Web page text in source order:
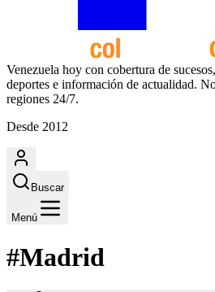
Venezuela hoy con cobertura de
deportes e información de actualidad.
regiones 24/7.
Desde 2012
Buscar
Menú
#Madrid